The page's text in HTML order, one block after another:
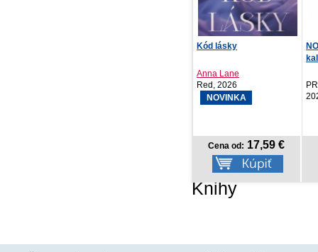
Kód lásky
Anna Lane
Red, 2026
NOVINKA
Cena od: 17,59 €
Knihy